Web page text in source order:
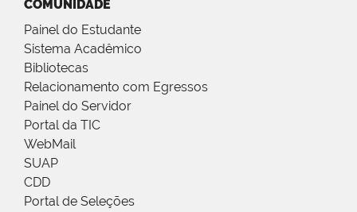
COMUNIDADE
Painel do Estudante
Sistema Acadêmico
Bibliotecas
Relacionamento com Egressos
Painel do Servidor
Portal da TIC
WebMail
SUAP
CDD
Portal de Seleções